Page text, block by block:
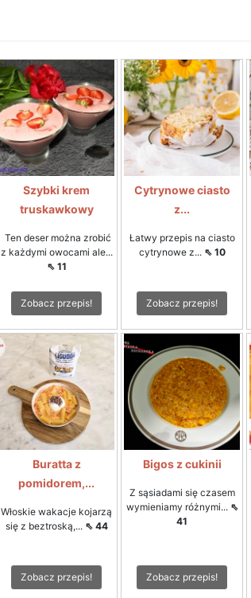
Szybki krem
truskawkowy
Ten deser można zrobić
z każdymi owocami ale...
⇖ 11
Zobacz przepis!
Cytrynowe ciasto
z...
Łatwy przepis na ciasto
cytrynowe z... ⇖ 10
Zobacz przepis!
Buratta z
pomidorem,...
Włoskie wakacje kojarzą
się z beztroską,... ⇖ 44
Zobacz przepis!
Bigos z cukinii
Z sąsiadami się czasem
wymieniamy różnymi... ⇖
41
Zobacz przepis!